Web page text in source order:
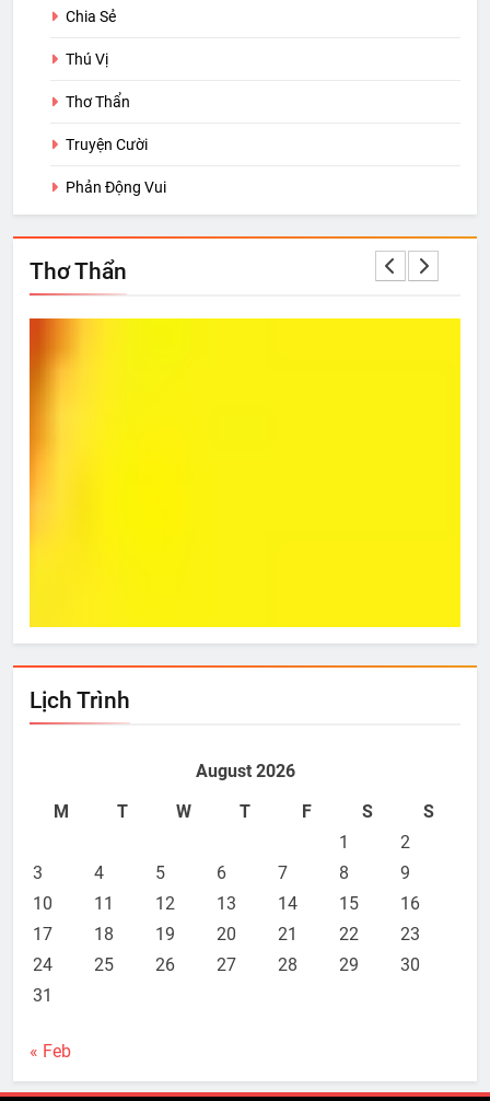
Chia Sẻ
Thú Vị
Thơ Thẩn
Truyện Cười
Phản Động Vui
Thơ Thẩn
Lịch Trình
August 2026
M
T W T F S
S
1
2
3
4 5 6 7 8
9
10
11 12 13 14 15
16
17
18 19 20 21 22
23
24
25 26 27 28 29
30
31
« Feb